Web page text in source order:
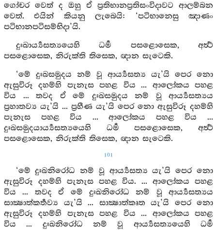
ගෝචර වෙත් ද ඔහු ඒ ප්‍රතිභානප්‍රතිසංවිදාවට ආලම්බන
වෙත්. එයින් කියනු ලැබෙයි: ‘පටිභානෙසු ඤාණං
පටිභානපටිසම්භිදා’යි.
දුඃඛාර්‍ය්‍යසත්‍යයෙහි ධර්‍ම පසළොසෙක, අර්‍ත්‍ථ
පසළොසෙක, නිරුක්ති තිසෙක, ඥාන සැටෙකි.
‘මේ දුඃඛසමුදය නම් වූ ආර්‍ය්‍යසත්‍ය යැ’යි පෙර නො
ඇසුවිරූ දහම්හි පැනැස පහළ විය ... ආලෝකය පහළ
විය ... තවද ඒ මේ දුඃඛසමුදය නම් වූ ආර්‍ය්‍යසත්‍යය
ප්‍රහාතව්‍ය යැ’යි ... ප්‍රහීණ යැ’යි පෙර නො ඇසුවිරූ දහම්හි
පැනැස පහළ විය ... ආලෝකය පහළ විය ...
දුඃඛසමුදයාර්‍ය්‍යසත්‍යයෙහි ධර්‍ම පසළොසෙක, අර්‍ත්‍ථ
පසළොසෙක, නිරුක්ති තිසෙක, ඥාන සැටෙකි.
101
‘මේ දුඃඛනිරෝධ නම් වූ ආර්‍ය්‍යසත්‍ය යැ’යි පෙර නො
ඇසුවිරූ දහම්හි පැනැස පහළ විය. ... ආලෝකය පහළ
විය ... තවද ඒ මේ දුඃඛනිරෝධ නම් වූ ආර්‍ය්‍යසත්‍යය
සාක්‍ෂාත්කර්‍තව්‍ය යැ’යි ... සාක්‍ෂාත්කෘත යැ’යි පෙර නො
ඇසුවිරූ දහම්හි පැනැස පහළ විය ... ආලෝකය පහළ
විය ... දුඃඛනිරෝධ නම් වූ ආර්‍ය්‍යසත්‍යයෙහි ධර්‍ම